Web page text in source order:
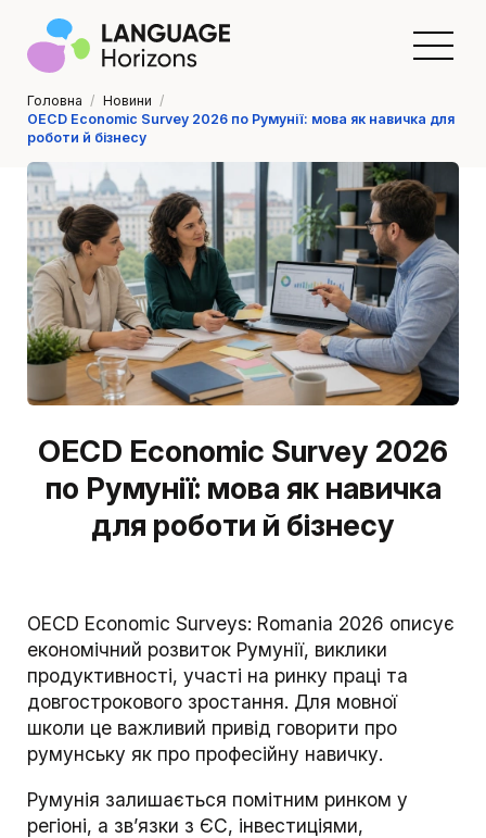
Головна / Новини /
OECD Economic Survey 2026 по Румунії: мова як навичка для
роботи й бізнесу
OECD Economic Survey 2026
по Румунії: мова як навичка
для роботи й бізнесу
OECD Economic Surveys: Romania 2026 описує
економічний розвиток Румунії, виклики
продуктивності, участі на ринку праці та
довгострокового зростання. Для мовної
школи це важливий привід говорити про
румунську як про професійну навичку.
Румунія залишається помітним ринком у
регіоні, а зв’язки з ЄС, інвестиціями,